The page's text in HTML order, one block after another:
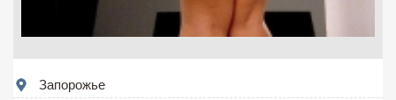
Запорожье